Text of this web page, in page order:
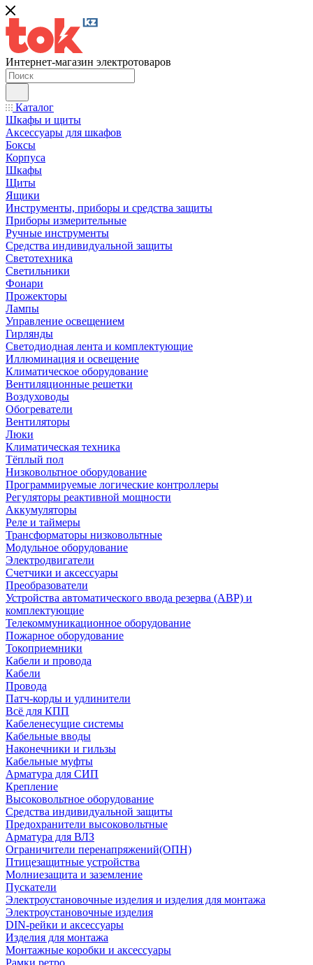
Интернет-магазин электротоваров
Каталог
Шкафы и щиты
Аксессуары для шкафов
Боксы
Корпуса
Шкафы
Щиты
Ящики
Инструменты, приборы и средства защиты
Приборы измерительные
Ручные инструменты
Средства индивидуальной защиты
Светотехника
Светильники
Фонари
Прожекторы
Лампы
Управление освещением
Гирлянды
Светодиодная лента и комплектующие
Иллюминация и освещение
Климатическое оборудование
Вентиляционные решетки
Воздуховоды
Обогреватели
Вентиляторы
Люки
Климатическая техника
Тёплый пол
Низковольтное оборудование
Программируемые логические контроллеры
Регуляторы реактивной мощности
Аккумуляторы
Реле и таймеры
Трансформаторы низковольтные
Модульное оборудование
Электродвигатели
Счетчики и аксессуары
Преобразователи
Устройства автоматического ввода резерва (АВР) и
комплектующие
Телекоммуникационное оборудование
Пожарное оборудование
Токоприемники
Кабели и провода
Кабели
Провода
Патч-корды и удлинители
Всё для КПП
Кабеленесущие системы
Кабельные вводы
Наконечники и гильзы
Кабельные муфты
Арматура для СИП
Крепление
Высоковольтное оборудование
Средства индивидуальной защиты
Предохранители высоковольтные
Арматура для ВЛЗ
Ограничители перенапряжений(ОПН)
Птицезащитные устройства
Молниезащита и заземление
Пускатели
Электроустановочные изделия и изделия для монтажа
Электроустановочные изделия
DIN-рейки и аксессуары
Изделия для монтажа
Монтажные коробки и аксессуары
Рамки ретро